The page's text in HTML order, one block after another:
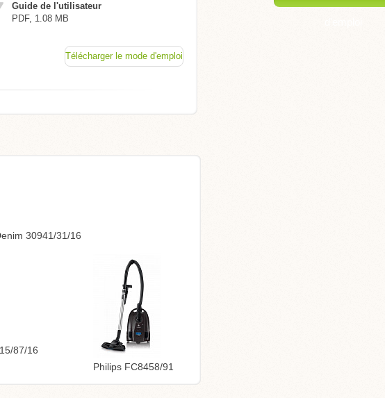
Guide de l'utilisateur
PDF, 1.08 MB
Télécharger le mode d'emploi
30941/31/16
87/16
Philips FC8458/91